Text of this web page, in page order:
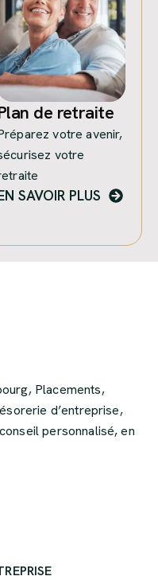
de retraite
votre avenir,
votre
SAVOIR PLUS
Placements,
d’entreprise,
personnalisé, en